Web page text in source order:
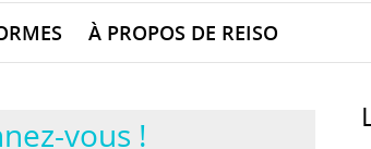
À PROPOS DE REISO
vous !